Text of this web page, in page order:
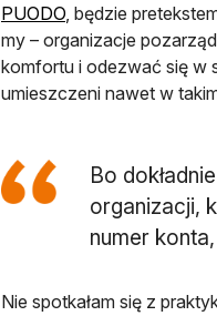
PUODOotwiera się w
, będzie
my – organizacje
komfortu i odezwać się w
umieszczeni nawet w
Bo
organizacji,
numer
Nie spotkałam się z